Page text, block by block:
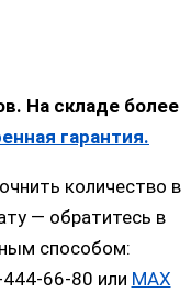
На складе более
гарантия.
количество в
— обратитесь в
способом:
66-80 или MAX